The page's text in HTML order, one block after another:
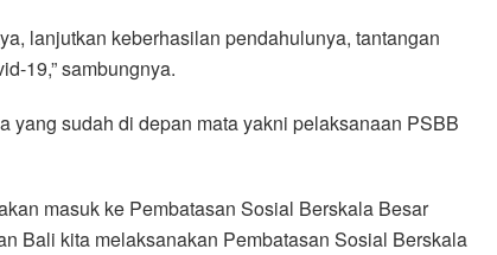
lanjutkan keberhasilan pendahulunya, tantangan
19,” sambungnya.
yang sudah di depan mata yakni pelaksanaan PSBB
masuk ke Pembatasan Sosial Berskala Besar
Bali kita melaksanakan Pembatasan Sosial Berskala